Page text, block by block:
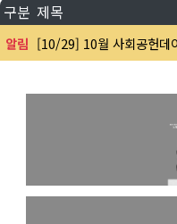
구분 제목
알림 [10/29] 10월 사회공헌데